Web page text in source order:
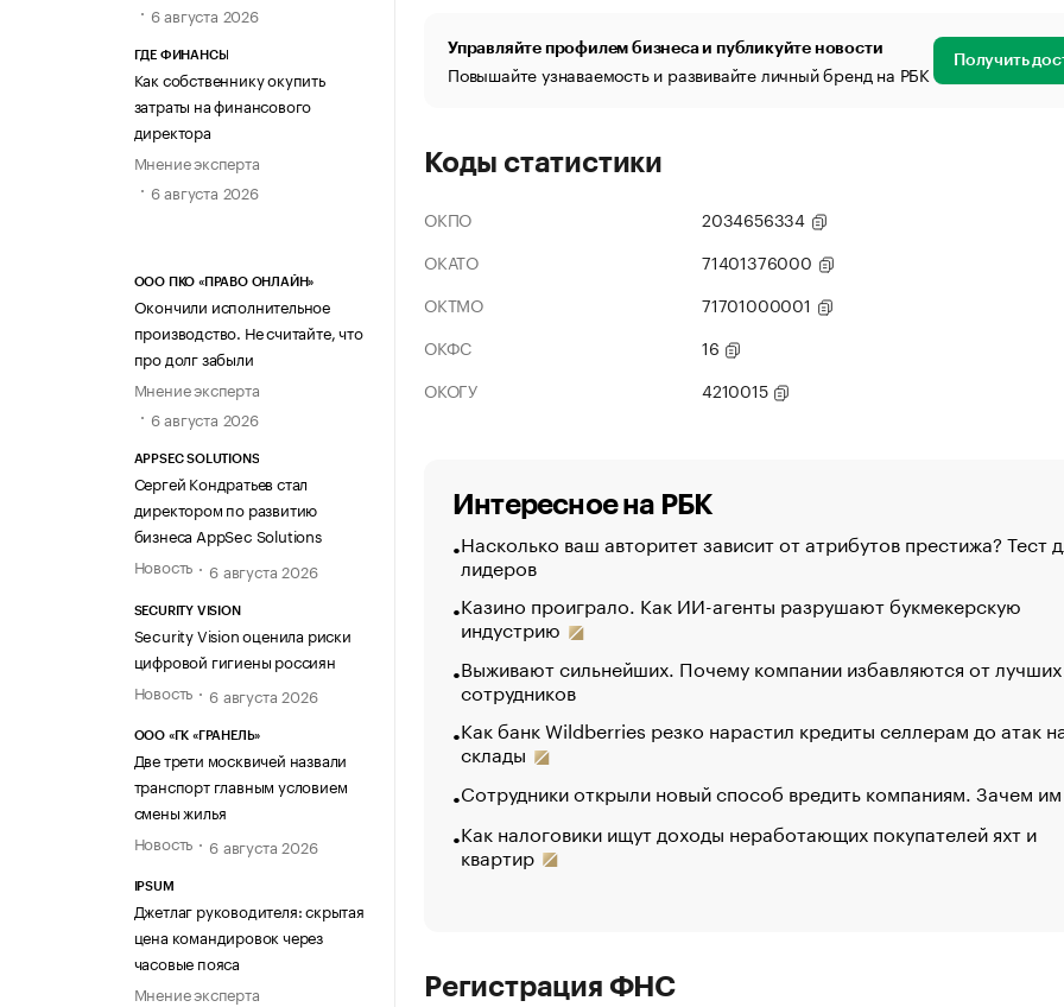
6 августа 2026
ГДЕ ФИНАНСЫ
Как собственнику окупить
затраты на финансового
директора
Мнение эксперта
6 августа 2026
ООО ПКО «ПРАВО ОНЛАЙН»
Окончили исполнительное
производство. Не считайте, что
про долг забыли
Мнение эксперта
6 августа 2026
APPSEC SOLUTIONS
Сергей Кондратьев стал
директором по развитию
бизнеса AppSec Solutions
Новость
6 августа 2026
SECURITY VISION
Security Vision оценила риски
цифровой гигиены россиян
Новость
6 августа 2026
ООО «ГК «ГРАНЕЛЬ»
Две трети москвичей назвали
транспорт главным условием
смены жилья
Новость
6 августа 2026
IPSUM
Джетлаг руководителя: скрытая
цена командировок через
часовые пояса
Мнение эксперта
Управляйте профилем бизнеса и публикуйте новости
Повышайте узнаваемость и развивайте личный бренд на РБК Получить
Коды статистики
ОКПО
2034656334
ОКАТО
71401376000
ОКТМО
71701000001
ОКФС
16
ОКОГУ
4210015
Интересное на РБК
Насколько ваш авторитет зависит от атрибутов престижа? Тест
лидеров
Казино проиграло. Как ИИ-агенты разрушают букмекерскую
индустрию
Выживают сильнейших. Почему компании избавляются от лучших
сотрудников
Как банк Wildberries резко нарастил кредиты селлерам до атак
склады
Сотрудники открыли новый способ вредить компаниям. Зачем
Как налоговики ищут доходы неработающих покупателей яхт и
квартир
Регистрация ФНС